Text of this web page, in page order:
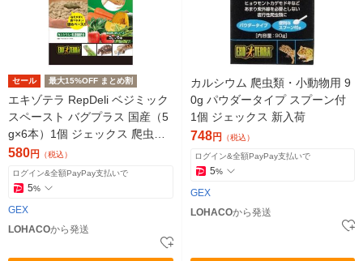
セール 最大15%OFF まとめ割
エキゾテラ RepDeli ベジミック
スペースト バグプラス 国産（5
g×6本）1個 ジェックス 爬虫類
用 餌 新入荷
580円 （税込）
ログイン&全額PayPay支払いで
5%
GEX
LOHACOから発送
カルシウム 爬虫類・小動物用 9
0g パウダータイプ スプーン付
1個 ジェックス 新入荷
748円 （税込）
ログイン&全額PayPay支払いで
5%
GEX
LOHACOから発送